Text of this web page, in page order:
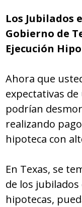
Los Jubilados
Gobierno de
Ejecución
Ahora que
expectativas
podrían
realizando
hipoteca con
En Texas, se
de los
hipotecas,